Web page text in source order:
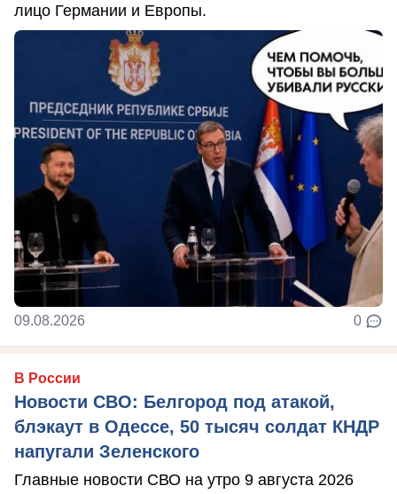
лицо Германии и Европы.
09.08.2026 0
В России
Новости СВО: Белгород под атакой,
блэкаут в Одессе, 50 тысяч солдат КНДР
напугали Зеленского
Главные новости СВО на утро 9 августа 2026